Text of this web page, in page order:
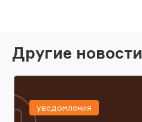
Другие новости
уведомления